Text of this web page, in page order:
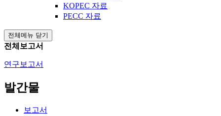
KOPEC 자료
PECC 자료
전체메뉴 닫기
전체보고서
연구보고서
발간물
보고서